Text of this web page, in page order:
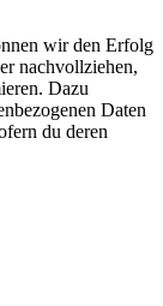
wir den Erfolg
nachvollziehen,
Dazu
Daten
du deren